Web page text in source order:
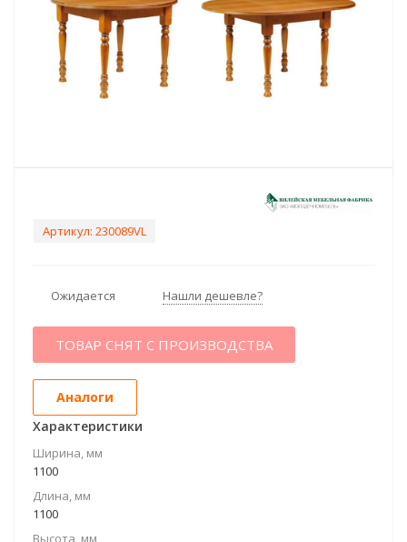
Артикул: 230089VL
Ожидается Нашли дешевле?
ТОВАР СНЯТ С ПРОИЗВОДСТВА
Аналоги
Характеристики
Ширина, мм
1100
Длина, мм
1100
Высота, мм